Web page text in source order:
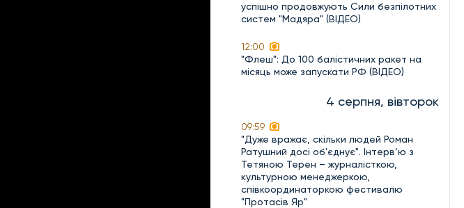
успішно продовжують Сили безпілотних
систем "Мадяра" (ВІДЕО)
12:00
"Флеш": До 100 балістичних ракет на
місяць може запускати РФ (ВІДЕО)
4 серпня, вівторок
09:59
"Дуже вражає, скільки людей Роман
Ратушний досі об'єднує". Інтерв’ю з
Тетяною Терен – журналісткою,
культурною менеджеркою,
співкоординаторкою фестивалю
"Протасів Яр"